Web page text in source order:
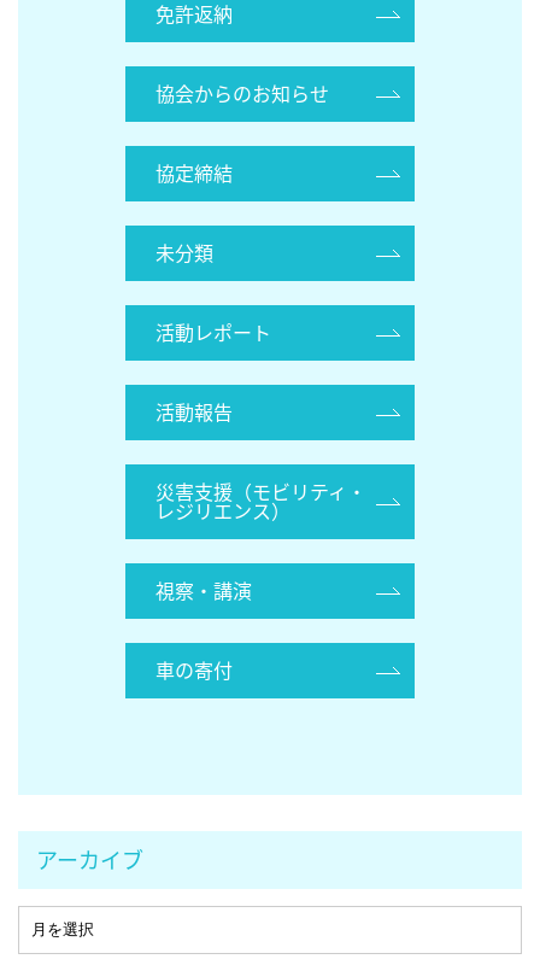
免許返納
協会からのお知らせ
協定締結
未分類
活動レポート
活動報告
災害支援（モビリティ・
レジリエンス）
視察・講演
車の寄付
アーカイブ